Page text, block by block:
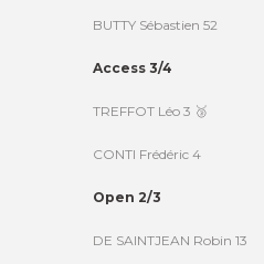
BUTTY Sébastien 52
Access 3/4
TREFFOT Léo 3 🥉
CONTI Frédéric 4
Open 2/3
DE SAINTJEAN Robin 13